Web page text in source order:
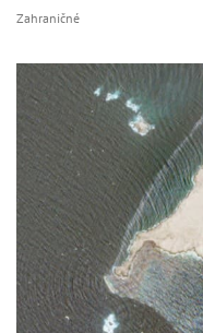
Zahraničné